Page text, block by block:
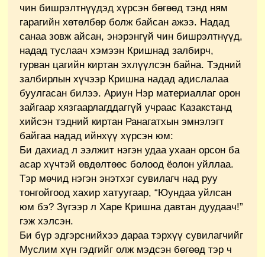
чин бишрэлтнүүдэд хүрсэн бөгөөд тэнд ням
гарагийн хөтөлбөр болж байсан ажээ. Надад
санаа зовж айсан, энэрэнгүй чин бишрэлтнүүд,
надад туслаач хэмээн Кришнад залбирч,
гурван цагийн киртан эхлүүлсэн байна. Тэдний
залбирлын хүчээр Кришна надад адислалаа
буулгасан билээ. Ариун Нэр материаллаг орон
зайгаар хязгаарлагддаггүй учраас Казакстанд
хийсэн тэдний киртан Ранагатхын эмнэлэгт
байгаа надад ийнхүү хүрсэн юм:
Би дахиад л ээлжит нэгэн удаа ухаан орсон ба
асар хүчтэй өвдөлтөөс болоод ёолон уйллаа.
Тэр мөчид нэгэн энэтхэг сувилагч над руу
тонгойгоод хахир хатуугаар, “Юундаа уйлсан
юм бэ? Зүгээр л Харе Кришна давтан дуудаач!”
гэж хэлсэн.
Би бүр эдгэрснийхээ дараа тэрхүү сувилагчийг
Муслим хүн гэдгийг олж мэдсэн бөгөөд тэр ч